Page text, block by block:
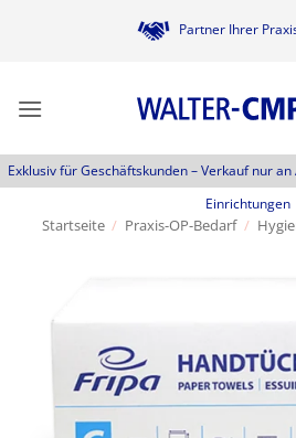
Partner Ihrer
Exklusiv für Geschäftskunden –Verkauf nur an
Einrichtungen
Startseite / Praxis-OP-Bedarf /